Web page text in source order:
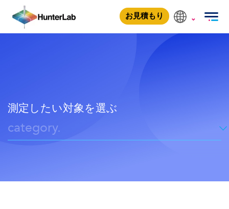
お見積もり
食用油
食用油
食品
測定したい対象を選ぶ
category.